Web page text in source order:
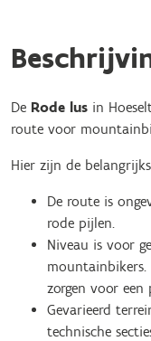
De Rode lus in
route voor
Hier zijn de
De route is
rode pijlen.
Niveau is voor
mountainbikers.
zorgen voor
Gevarieerd
technische